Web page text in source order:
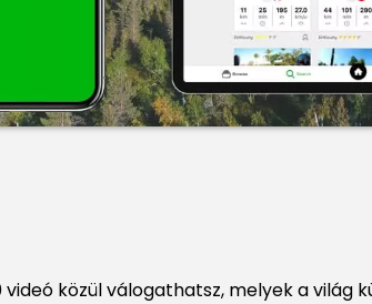
közül válogathatsz, melyek a világ